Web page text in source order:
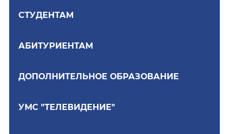
СТУДЕНТАМ
АБИТУРИЕНТАМ
ДОПОЛНИТЕЛЬНОЕ ОБРАЗОВАНИЕ
УМС "ТЕЛЕВИДЕНИЕ"